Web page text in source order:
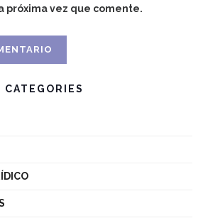
próxima vez que comente.
CATEGORIES